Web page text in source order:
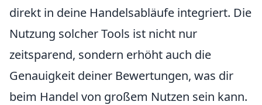
direkt in deine Handelsabläufe integriert. Die
Nutzung solcher Tools ist nicht nur
zeitsparend, sondern erhöht auch die
Genauigkeit deiner Bewertungen, was dir
beim Handel von großem Nutzen sein kann.